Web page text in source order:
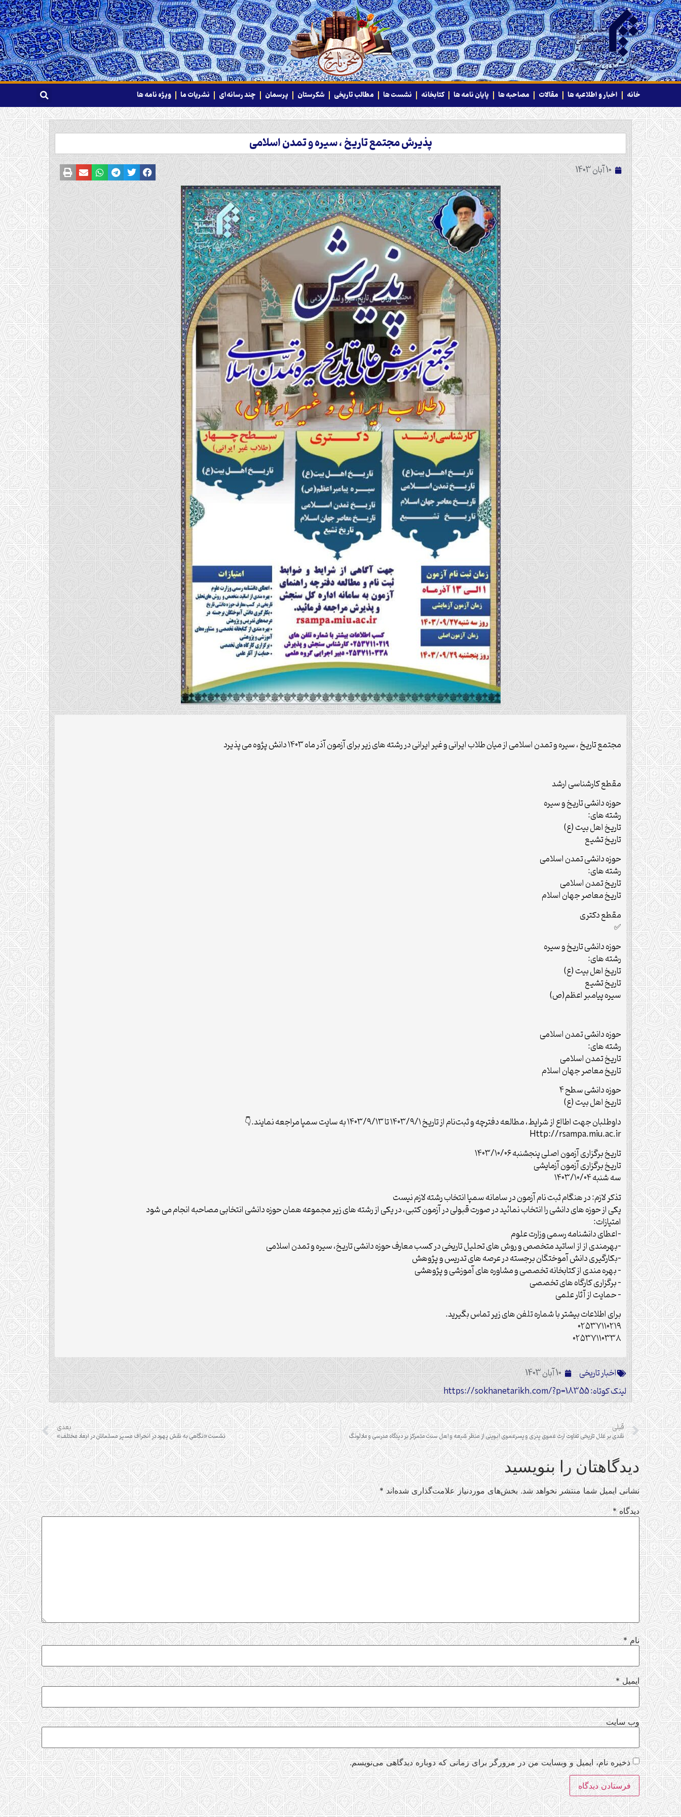
خانه اخبار و اطلاعیه ها مقالات مصاحبه ها پایان نامه ها کتابخانه نشست ها مطالب تاریخی شکرستان پرسمان چند رسانه‌ای نشریات ما ویژه نامه ها
پذیرش مجتمع تاریخ ، سیره و تمدن اسلامی
10 آبان 1403
مجتمع تاریخ ، سیره و تمدن اسلامی از میان طلاب ایرانی و غیر ایرانی در رشته های زیر برای آزمون آذر ماه ۱۴۰۳ دانش پژوه می پذیرد
مقطع کارشناسی ارشد
حوزه دانشی تاریخ و سیره
رشته های:
تاریخ اهل بیت (ع)
تاریخ تشیع
حوزه دانشی تمدن اسلامی
رشته های:
تاریخ تمدن اسلامی
تاریخ معاصر جهان اسلام
مقطع دکتری
✅
حوزه دانشی تاریخ و سیره
رشته های:
تاریخ اهل بیت (ع)
تاریخ تشیع
سیره پیامبر اعظم(ص)
حوزه دانشی تمدن اسلامی
رشته های:
تاریخ تمدن اسلامی
تاریخ معاصر جهان اسلام
حوزه دانشی سطح ۴
تاریخ اهل بیت (ع)
داوطلبان جهت اطااع از شرایط، مطالعه دفترچه و ثبت‌نام از تاریخ ۱۴۰۳/۹/۱ تا ۱۴۰۳/۹/۱۳ به سایت سمپا مراجعه نمایند.👇
Http://rsampa.miu.ac.ir
تاریخ برگزاری آزمون اصلی پنجشنبه ۱۴۰۳/۱۰/۰۶
تاریخ برگزاری آزمون آزمایشی
سه شنبه ۱۴۰۳/۱۰/۰۴
تذکر لازم: در هنگام ثبت نام آزمون در سامانه سمپا انتخاب رشته لازم نیست
یکی از حوزه های دانشی را انتخاب نمائید در صورت قبولی در آزمون کتبی، در یکی از رشته های زیر مجموعه همان حوزه دانشی انتخابی مصاحبه انجام می شود
امتیازات:
-اعطای دانشنامه رسمی وزارت علوم
-بهرمندی از از اساتید متخصص و روش های تحلیل تاریخی در کسب معارف حوزه دانشی تاریخ، سیره و تمدن اسلامی
-بکارگیری دانش آموختگان برجسته در عرصه های تدریس و پژوهش
– بهره مندی از کتابخانه تخصصی و مشاوره های آموزشی و پژوهشی
– برگزاری کارگاه های تخصصی
– حمایت از آثار علمی
برای اطلاعات بیشتر با شماره تلفن های زیر تماس بگیرید.
۰۲۵۳۷۱۱۰۲۱۹
۰۲۵۳۷۱۱۰۳۳۸
اخبار تاریخی
10 آبان 1403
لینک کوتاه: https://sokhanetarikh.com/?p=18355
قبلی
نقدی بر علل تاریخی تفاوت ارث عموی پدری و پسرعموی ابوینی از منظر شیعه و اهل سنت متمرکز بر دیدگاه مدرسی و مادلونگ
بعدی
نشست «نگاهی به نقش یهود در انحراف مسیر مسلمانان در ابعاد مختلف»
دیدگاهتان را بنویسید
نشانی ایمیل شما منتشر نخواهد شد. بخش‌های موردنیاز علامت‌گذاری شده‌اند*
دیدگاه*
نام*
ایمیل*
وب‌ سایت
ذخیره نام، ایمیل و وبسایت من در مرورگر برای زمانی که دوباره دیدگاهی می‌نویسم.